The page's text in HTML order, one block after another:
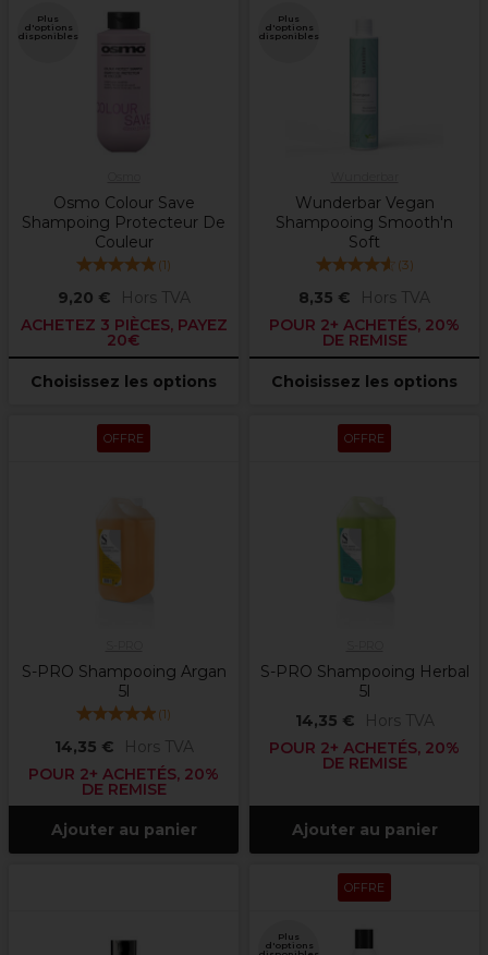
Plus
d'options
disponibles
Osmo Colour Save
Shampoing Protecteur De
Couleur
(1)
9,20 €
Hors TVA
ACHETEZ 3 PIÈCES, PAYEZ
20€
Choisissez les options
Plus
d'options
disponibles
Wunderbar Vegan
Shampooing Smooth'n
Soft
(3)
8,35 €
Hors TVA
POUR 2+ ACHETÉS, 20%
DE REMISE
Choisissez les options
OFFRE
S-PRO Shampooing Argan
5l
(1)
14,35 €
Hors TVA
POUR 2+ ACHETÉS, 20%
DE REMISE
Ajouter au panier
OFFRE
S-PRO Shampooing Herbal
5l
14,35 €
Hors TVA
POUR 2+ ACHETÉS, 20%
DE REMISE
Ajouter au panier
OFFRE
Plus
d'options